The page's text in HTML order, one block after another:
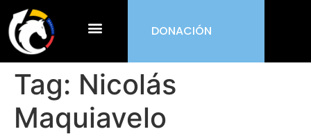
DONACIÓN
Tag: Nicolás
Maquiavelo